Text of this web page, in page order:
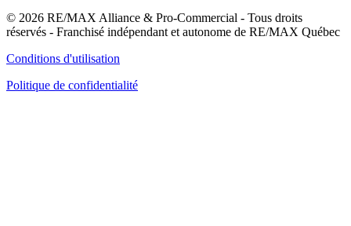
© 2026 RE/MAX Alliance & Pro-Commercial - Tous droits
réservés - Franchisé indépendant et autonome de RE/MAX Québec
Conditions d'utilisation
Politique de confidentialité